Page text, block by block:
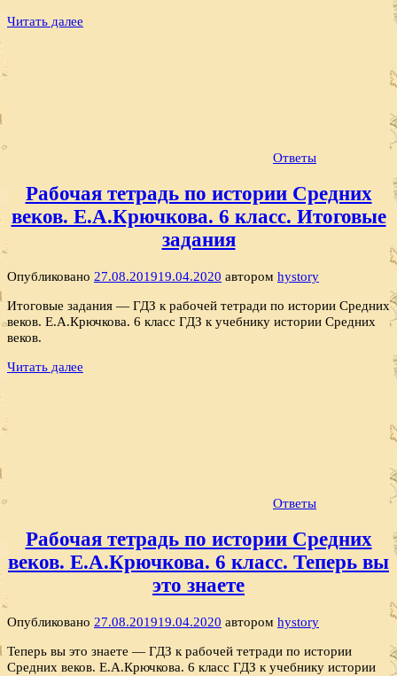
Читать далее
Ответы
Рабочая тетрадь по истории Средних
веков. Е.А.Крючкова. 6 класс. Итоговые
задания
Опубликовано 27.08.201919.04.2020 автором hystory
Итоговые задания — ГДЗ к рабочей тетради по истории Средних
веков. Е.А.Крючкова. 6 класс ГДЗ к учебнику истории Средних
веков.
Читать далее
Ответы
Рабочая тетрадь по истории Средних
веков. Е.А.Крючкова. 6 класс. Теперь вы
это знаете
Опубликовано 27.08.201919.04.2020 автором hystory
Теперь вы это знаете — ГДЗ к рабочей тетради по истории
Средних веков. Е.А.Крючкова. 6 класс ГДЗ к учебнику истории